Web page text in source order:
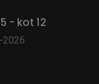
- kot 12
2026